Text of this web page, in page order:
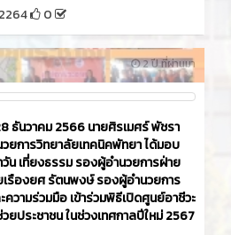
0
2 ปี ที่ผ่านมา
ธันวาคม 2566 นายศิรเมศร์ พัชรา
ยการวิทยาลัยเทคนิคพัทยา ได้มอบ
วัน เที่ยงธรรม รองผู้อำนวยการฝ่าย
เรืองยศ รัตนพงษ์ รองผู้อำนวยการ
วามร่วมมือ เข้าร่วมพิธีเปิดศูนย์อาชีวะ
ยประชาชน ในช่วงเทศกาลปีใหม่ 2567